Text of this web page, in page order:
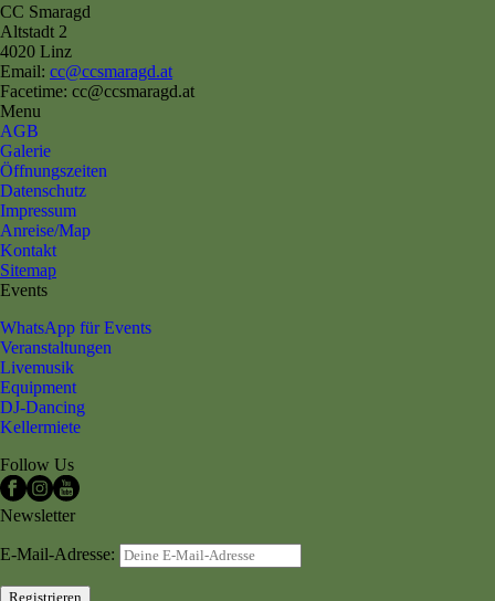
CC Smaragd
Altstadt 2
4020 Linz
Email: cc@ccsmaragd.at
Facetime: cc@ccsmaragd.at
Menu
AGB
Galerie
Öffnungszeiten
Datenschutz
Impressum
Anreise/Map
Kontakt
Sitemap
Events
WhatsApp für Events
Veranstaltungen
Livemusik
Equipment
DJ-Dancing
Kellermiete
Follow Us
Newsletter
E-Mail-Adresse: